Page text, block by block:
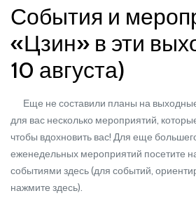
События и
«Цзин» в эти
10 августа)
Еще не составили планы на
для вас несколько мероприятий,
чтобы вдохновить вас! Для еще
еженедельных мероприятий посетите
событиями здесь (для событий,
нажмите здесь).